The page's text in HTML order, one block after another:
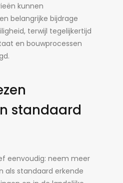
kunnen
belangrijke bijdrage
terwijl tegelijkertijd
en bouwprocessen
standaard
eenvoudig: neem meer
als standaard erkende